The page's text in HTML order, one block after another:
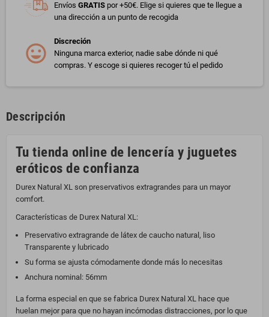
Envíos GRATIS por +50€. Elige si quieres que te llegue a
una dirección a un punto de recogida
Discreción
Ninguna marca exterior, nadie sabe dónde ni qué
compras. Y escoge si quieres recoger tú el pedido
Descripción
Tu tienda online de lencería y juguetes
eróticos de confianza
Durex Natural XL son preservativos extragrandes para un mayor
comfort.
Características de Durex Natural XL:
Preservativo extragrande de látex de caucho natural, liso
Transparente y lubricado
Su forma se ajusta cómodamente donde más lo necesitas
Anchura nominal: 56mm
La forma especial en que se fabrica Durex Natural XL hace que
huelan mejor para que no hayan incómodas distracciones, por lo que